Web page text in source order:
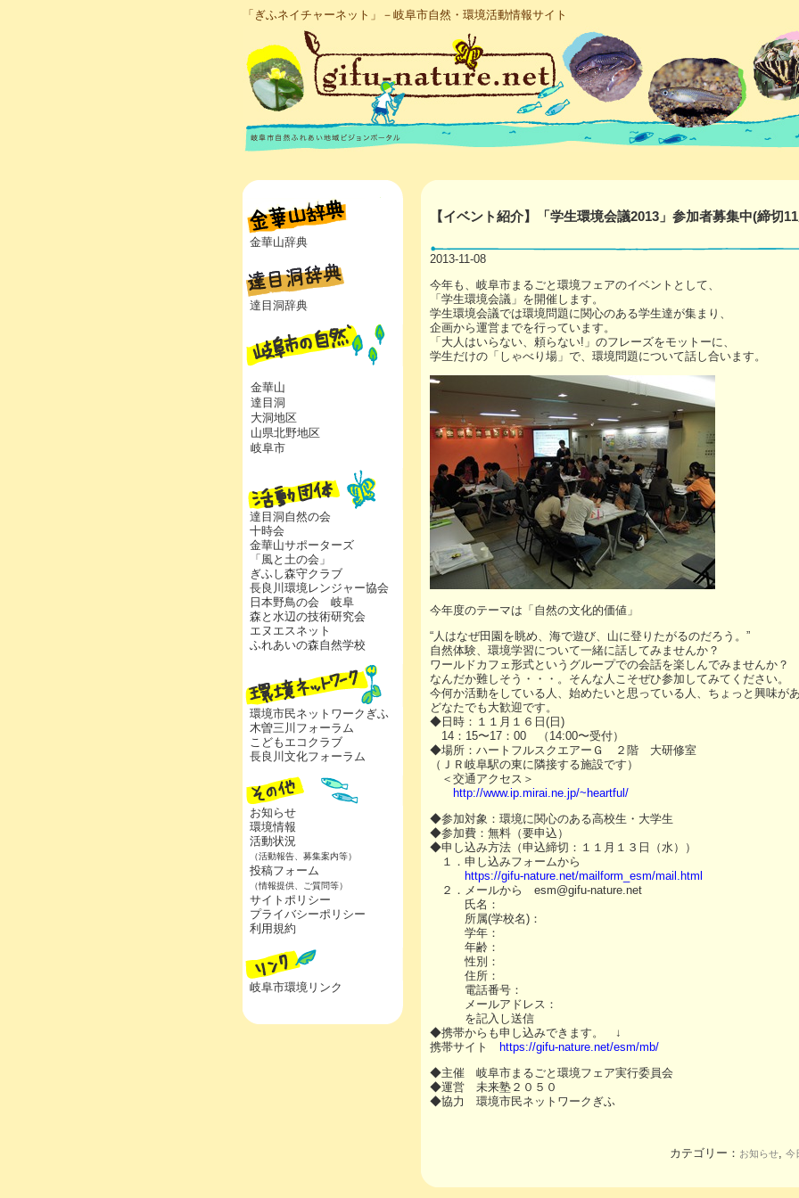
「ぎふネイチャーネット」－岐阜市自然・環境活動情報サイト
金華山辞典
達目洞辞典
金華山
達目洞
大洞地区
山県北野地区
岐阜市
達目洞自然の会
十時会
金華山サポーターズ
「風と土の会」
ぎふし森守クラブ
長良川環境レンジャー協会
日本野鳥の会 岐阜
森と水辺の技術研究会
エヌエスネット
ふれあいの森自然学校
環境市民ネットワークぎふ
木曽三川フォーラム
こどもエコクラブ
長良川文化フォーラム
お知らせ
環境情報
活動状況
（活動報告、募集案内等）
投稿フォーム
（情報提供、ご質問等）
サイトポリシー
プライバシーポリシー
利用規約
岐阜市環境リンク
【イベント紹介】「学生環境会議2013」参加者募集中(締切
2013-11-08
今年も、岐阜市まるごと環境フェアのイベントとして、
「学生環境会議」を開催します。
学生環境会議では環境問題に関心のある学生達が集まり、
企画から運営までを行っています。
「大人はいらない、頼らない!」のフレーズをモットーに、
学生だけの「しゃべり場」で、環境問題について話し合います。
今年度のテーマは「自然の文化的価値」
“人はなぜ田園を眺め、海で遊び、山に登りたがるのだろう。”
自然体験、環境学習について一緒に話してみませんか？
ワールドカフェ形式というグループでの会話を楽しんでみませんか？
なんだか難しそう・・・。そんな人こそぜひ参加してみてください。
今何か活動をしている人、始めたいと思っている人、ちょっと興味が
どなたでも大歓迎です。
◆日時：１１月１６日(日)
14：15〜17：00 （14:00〜受付）
◆場所：ハートフルスクエアーＧ ２階 大研修室
（ＪＲ岐阜駅の東に隣接する施設です）
＜交通アクセス＞
http://www.ip.mirai.ne.jp/~heartful/
◆参加対象：環境に関心のある高校生・大学生
◆参加費：無料（要申込）
◆申し込み方法（申込締切：１１月１３日（水））
１．申し込みフォームから
https://gifu-nature.net/mailform_esm/mail.html
２．メールから esm@gifu-nature.net
氏名：
所属(学校名)：
学年：
年齢：
性別：
住所：
電話番号：
メールアドレス：
を記入し送信
◆携帯からも申し込みできます。 ↓
携帯サイト
https://gifu-nature.net/esm/mb/
◆主催 岐阜市まるごと環境フェア実行委員会
◆運営 未来塾２０５０
◆協力 環境市民ネットワークぎふ
カテゴリー： お知らせ, 今